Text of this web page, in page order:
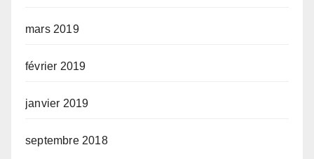
mars 2019
février 2019
janvier 2019
septembre 2018